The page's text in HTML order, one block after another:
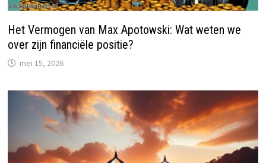
Het Vermogen van Max Apotowski: Wat weten we
over zijn financiële positie?
mei 15, 2026